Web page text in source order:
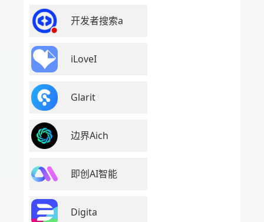
开发者搜索a
iLoveI
Glarit
边界Aich
即创AI智能
Digita